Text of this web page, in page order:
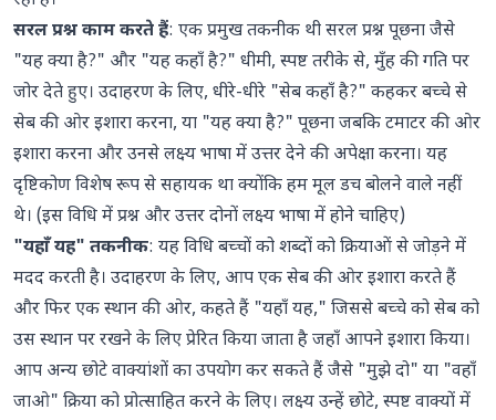
सरल प्रश्न काम करते हैं: एक प्रमुख तकनीक थी सरल प्रश्न पूछना जैसे
"यह क्या है?" और "यह कहाँ है?" धीमी, स्पष्ट तरीके से, मुँह की गति पर
जोर देते हुए। उदाहरण के लिए, धीरे-धीरे "सेब कहाँ है?" कहकर बच्चे से
सेब की ओर इशारा करना, या "यह क्या है?" पूछना जबकि टमाटर की ओर
इशारा करना और उनसे लक्ष्य भाषा में उत्तर देने की अपेक्षा करना। यह
दृष्टिकोण विशेष रूप से सहायक था क्योंकि हम मूल डच बोलने वाले नहीं
थे। (इस विधि में प्रश्न और उत्तर दोनों लक्ष्य भाषा में होने चाहिए)
"यहाँ यह" तकनीक: यह विधि बच्चों को शब्दों को क्रियाओं से जोड़ने में
मदद करती है। उदाहरण के लिए, आप एक सेब की ओर इशारा करते हैं
और फिर एक स्थान की ओर, कहते हैं "यहाँ यह," जिससे बच्चे को सेब को
उस स्थान पर रखने के लिए प्रेरित किया जाता है जहाँ आपने इशारा किया।
आप अन्य छोटे वाक्यांशों का उपयोग कर सकते हैं जैसे "मुझे दो" या "वहाँ
जाओ" क्रिया को प्रोत्साहित करने के लिए। लक्ष्य उन्हें छोटे, स्पष्ट वाक्यों में